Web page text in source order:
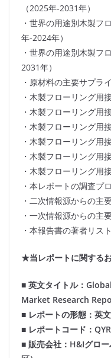
（2025年-2031年）
・世界の用途別木製フ
年-2024年）
・世界の用途別木製フ
2031年）
・原材料の主要サプラ
・木製フローリング用
・木製フローリング用
・木製フローリング用
・木製フローリング用
・木製フローリング用
・木製フローリング用
・本レポートの調査プ
・二次情報源からの主
・一次情報源からの主
・本報告書の著者リスト
★当レポートに関する
■ 英文タイトル：
Market Research
■ レポートの形態：英
■ レポートコード：
■ 販売会社：H&Iグロ